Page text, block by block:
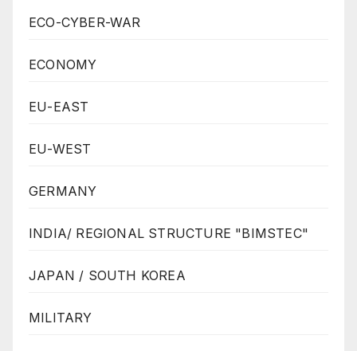
ECO-CYBER-WAR
ECONOMY
EU-EAST
EU-WEST
GERMANY
INDIA/ REGIONAL STRUCTURE "BIMSTEC"
JAPAN / SOUTH KOREA
MILITARY